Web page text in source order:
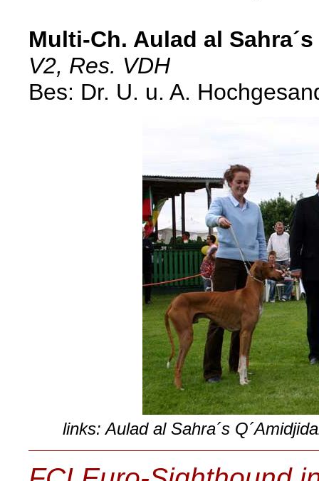
Multi-Ch. Aulad al
V2, Res. VDH
Bes: Dr. U. u. A.
links: Aulad al Sahra´s